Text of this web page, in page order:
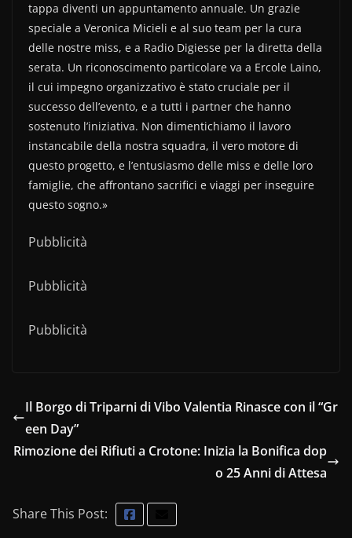
tappa diventi un appuntamento annuale. Un grazie
speciale a Veronica Micieli e al suo team per la cura
delle nostre miss, e a Radio Digiesse per la diretta della
serata. Un riconoscimento particolare va a Ercole Laino,
il cui impegno organizzativo è stato cruciale per il
successo dell’evento, e a tutti i partner che hanno
sostenuto l’iniziativa. Non dimentichiamo il lavoro
instancabile della nostra squadra, il vero motore di
questo progetto, e l’entusiasmo delle miss e delle loro
famiglie, che affrontano sacrifici e viaggi per inseguire
questo sogno.»
Pubblicità
Pubblicità
Pubblicità
Il Borgo di Triparni di Vibo Valentia Rinasce con il “Gr
een Day”
Rimozione dei Rifiuti a Crotone: Inizia la Bonifica dop
o 25 Anni di Attesa
Share This Post: